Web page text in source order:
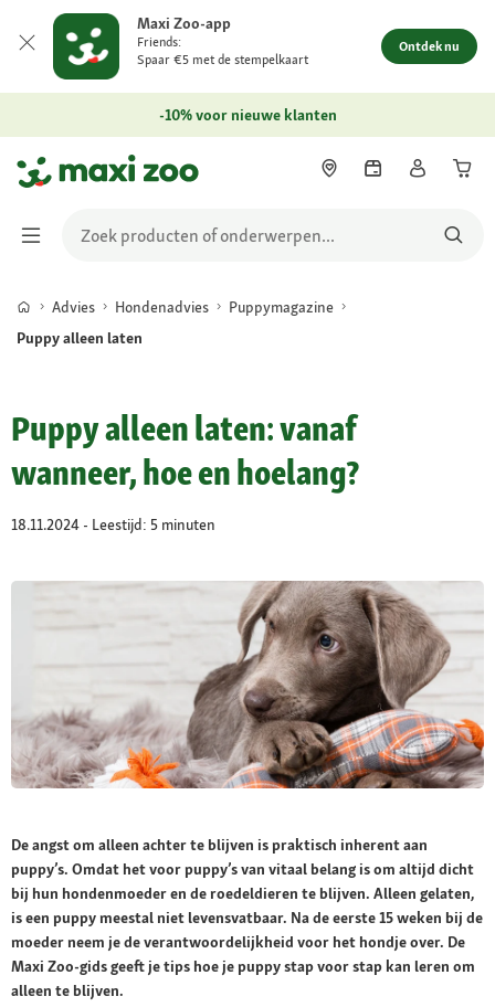
Maxi Zoo-app
Friends:
Spaar €5 met de stempelkaart
Ontdek nu
-10% voor nieuwe klanten
Advies Hondenadvies
Puppymagazine
Puppy alleen laten
Puppy alleen laten: vanaf
wanneer, hoe en hoelang?
18.11.2024 - Leestijd: 5 minuten
De angst om alleen achter te blijven is praktisch inherent aan
puppy’s. Omdat het voor puppy’s van vitaal belang is om altijd dicht
bij hun hondenmoeder en de roedeldieren te blijven. Alleen gelaten,
is een puppy meestal niet levensvatbaar. Na de eerste 15 weken bij de
moeder neem je de verantwoordelijkheid voor het hondje over. De
Maxi Zoo-gids geeft je tips hoe je puppy stap voor stap kan leren om
alleen te blijven.